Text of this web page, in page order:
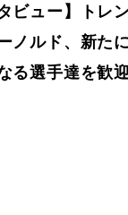
ビュー】トレ
ノルド、新た
る選手達を歓迎